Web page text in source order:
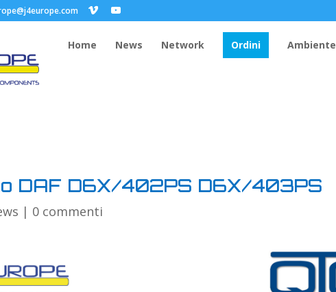
Home News Network Ordini Ambiente
DAF D6X/402PS D6X/403PS
| 0 commenti